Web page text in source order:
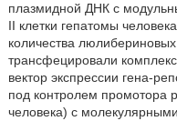
плазмидной ДНК с
II клетки гепатомы
количества
трансфецировали
вектор экспрессии гена-
под контролем промотора
человека) с